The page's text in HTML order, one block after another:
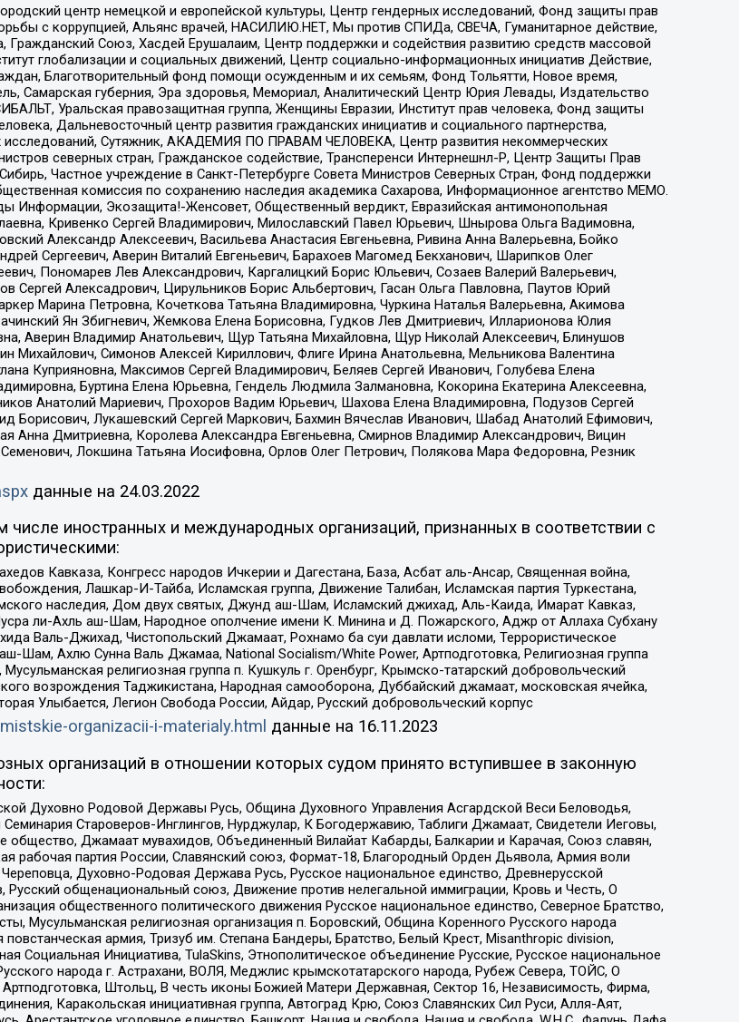
центр немецкой и европейской культуры, Центр гендерных исследований, Фонд защиты прав
с коррупцией, Альянс врачей, НАСИЛИЮ.НЕТ, Мы против СПИДа, СВЕЧА, Гуманитарное действие,
Гражданский Союз, Хасдей Ерушалаим, Центр поддержки и содействия развитию средств массовой
глобализации и социальных движений, Центр социально-информационных инициатив Действие,
Благотворительный фонд помощи осужденным и их семьям, Фонд Тольятти, Новое время,
Самарская губерния, Эра здоровья, Мемориал, Аналитический Центр Юрия Левады, Издательство
Уральская правозащитная группа, Женщины Евразии, Институт прав человека, Фонд защиты
Дальневосточный центр развития гражданских инициатив и социального партнерства,
исследований, Сутяжник, АКАДЕМИЯ ПО ПРАВАМ ЧЕЛОВЕКА, Центр развития некоммерческих
северных стран, Гражданское содействие, Трансперенси Интернешнл-Р, Центр Защиты Прав
Частное учреждение в Санкт-Петербурге Совета Министров Северных Стран, Фонд поддержки
комиссия по сохранению наследия академика Сахарова, Информационное агентство МЕМО.
Информации, Экозащита!-Женсовет, Общественный вердикт, Евразийская антимонопольная
Кривенко Сергей Владимирович, Милославский Павел Юрьевич, Шнырова Ольга Вадимовна,
Александр Алексеевич, Васильева Анастасия Евгеньевна, Ривина Анна Валерьевна, Бойко
Сергеевич, Аверин Виталий Евгеньевич, Барахоев Магомед Бекханович, Шарипков Олег
Пономарев Лев Александрович, Каргалицкий Борис Юльевич, Созаев Валерий Валерьевич,
Сергей Алексадрович, Цирульников Борис Альбертович, Гасан Ольга Павловна, Паутов Юрий
Марина Петровна, Кочеткова Татьяна Владимировна, Чуркина Наталья Валерьевна, Акимова
Ян Збигневич, Жемкова Елена Борисовна, Гудков Лев Дмитриевич, Илларионова Юлия
Аверин Владимир Анатольевич, Щур Татьяна Михайловна, Щур Николай Алексеевич, Блинушов
Михайлович, Симонов Алексей Кириллович, Флиге Ирина Анатольевна, Мельникова Валентина
Куприяновна, Максимов Сергей Владимирович, Беляев Сергей Иванович, Голубева Елена
Буртина Елена Юрьевна, Гендель Людмила Залмановна, Кокорина Екатерина Алексеевна,
Анатолий Мариевич, Прохоров Вадим Юрьевич, Шахова Елена Владимировна, Подузов Сергей
Борисович, Лукашевский Сергей Маркович, Бахмин Вячеслав Иванович, Шабад Анатолий Ефимович,
Анна Дмитриевна, Королева Александра Евгеньевна, Смирнов Владимир Александрович, Вицин
Локшина Татьяна Иосифовна, Орлов Олег Петрович, Полякова Мара Федоровна, Резник
данные на 24.03.2022
иностранных и международных организаций, признанных в соответствии с
Кавказа, Конгресс народов Ичкерии и Дагестана, База, Асбат аль-Ансар, Священная война,
Лашкар-И-Тайба, Исламская группа, Движение Талибан, Исламская партия Туркестана,
наследия, Дом двух святых, Джунд аш-Шам, Исламский джихад, Аль-Каида, Имарат Кавказ,
ли-Ахль аш-Шам, Народное ополчение имени К. Минина и Д. Пожарского, Аджр от Аллаха Субхану
Валь-Джихад, Чистопольский Джамаат, Рохнамо ба суи давлати исломи, Террористическое
Шам, Ахлю Сунна Валь Джамаа, National Socialism/White Power, Артподготовка, Религиозная группа
религиозная группа п. Кушкуль г. Оренбург, Крымско-татарский добровольческий
возрождения Таджикистана, Народная самооборона, Дуббайский джамаат, московская ячейка,
Улыбается, Легион Свобода России, Айдар, Русский добровольческий корпус
organizacii-i-materialy.html данные на 16.11.2023
организаций в отношении которых судом принято вступившее в законную
Духовно Родовой Державы Русь, Община Духовного Управления Асгардской Веси Беловодья,
Староверов-Инглингов, Нурджулар, К Богодержавию, Таблиги Джамаат, Свидетели Иеговы,
общество, Джамаат мувахидов, Объединенный Вилайат Кабарды, Балкарии и Карачая, Союз славян,
рабочая партия России, Славянский союз, Формат-18, Благородный Орден Дьявола, Армия воли
Духовно-Родовая Держава Русь, Русское национальное единство, Древнерусской
Русский общенациональный союз, Движение против нелегальной иммиграции, Кровь и Честь, О
общественного политического движения Русское национальное единство, Северное Братство,
Мусульманская религиозная организация п. Боровский, Община Коренного Русского народа
армия, Тризуб им. Степана Бандеры, Братство, Белый Крест, Misanthropic division,
Социальная Инициатива, TulaSkins, Этнополитическое объединение Русские, Русское национальное
народа г. Астрахани, ВОЛЯ, Меджлис крымскотатарского народа, Рубеж Севера, ТОЙС, О
Штольц, В честь иконы Божией Матери Державная, Сектор 16, Независимость, Фирма,
Каракольская инициативная группа, Автоград Крю, Союз Славянских Сил Руси, Алля-Аят,